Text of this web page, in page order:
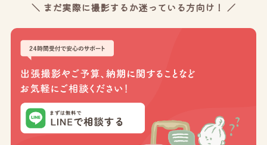
＼ まだ実際に撮影するか迷っている方向け！ ／